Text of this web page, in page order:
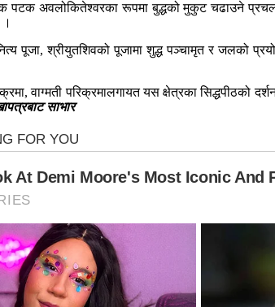
अवलोकितेश्वरका रूपमा बुद्धको मुकुट चढाउने
पूजा, श्रीयुतशिवको पूजामा शुद्ध पञ्चामृत र जलको
वाग्मती परिक्रमालगायत यस क्षेत्रका सिद्धपीठको
साभार